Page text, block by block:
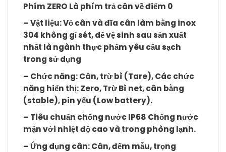
Phím ZERO Là phím trả cân về điểm 0
– Vật liệu: Vỏ cân và đĩa cân làm bằng inox
304 không gỉ sét, dể vệ sinh sau sản xuất
nhất là ngành thực phẩm yêu cầu sạch
trong sử dụng
– Chức năng: Cân, trừ bì (Tare), Các chức
năng hiển thị: Zero, Trừ Bì net, cân bằng
(stable), pin yếu (Low battery).
– Tiêu chuẩn chống nước IP68 Chống nước
mặn với nhiệt độ cao và trong phòng lạnh.
– Ứng dụng cân: Cân, đếm mẫu, trọng